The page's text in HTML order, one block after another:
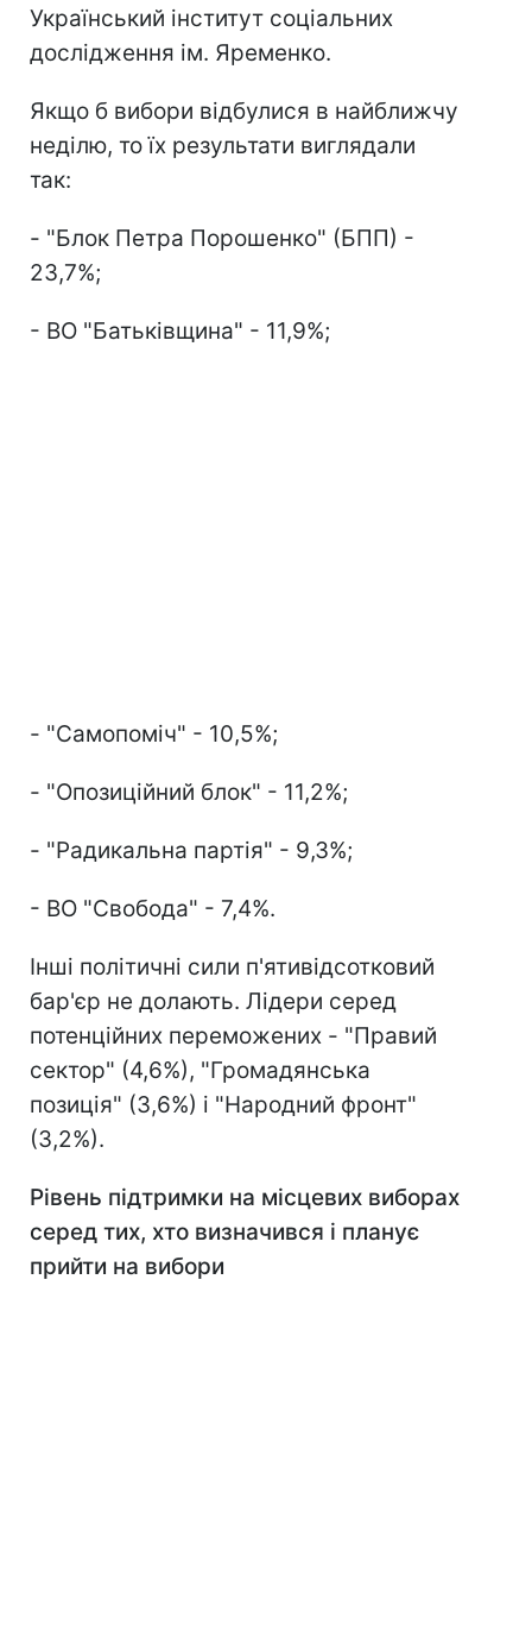
Український інститут соціальних
дослідження ім. Яременко.
Якщо б вибори відбулися в найближчу
неділю, то їх результати виглядали
так:
- "Блок Петра Порошенко" (БПП) -
23,7%;
- ВО "Батьківщина" - 11,9%;
- "Самопоміч" - 10,5%;
- "Опозиційний блок" - 11,2%;
- "Радикальна партія" - 9,3%;
- ВО "Свобода" - 7,4%.
Інші політичні сили п'ятивідсотковий
бар'єр не долають. Лідери серед
потенційних переможених - "Правий
сектор" (4,6%), "Громадянська
позиція" (3,6%) і "Народний фронт"
(3,2%).
Рівень підтримки на місцевих виборах
серед тих, хто визначився і планує
прийти на вибори